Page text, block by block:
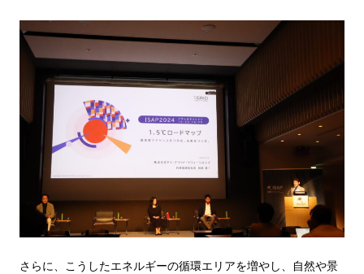
さらに、こうしたエネルギーの循環エリアを増やし、自然や景